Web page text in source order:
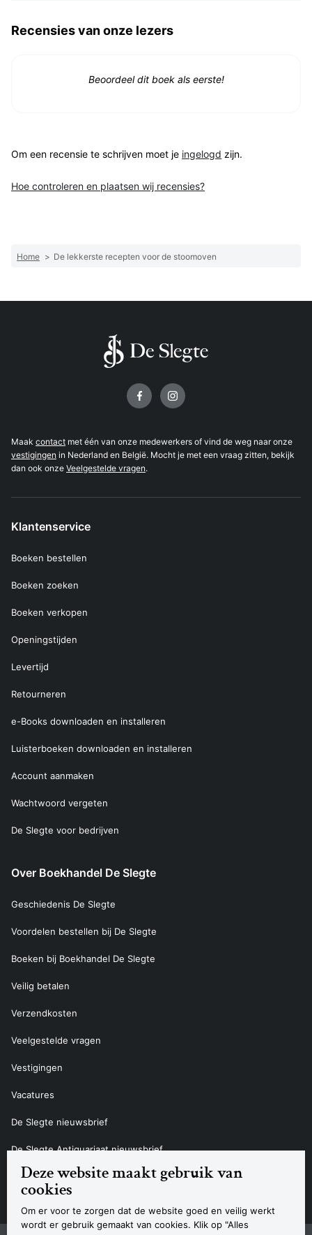
Deze website maakt gebruik van
cookies
Om er voor te zorgen dat de website goed en veilig werkt
wordt er gebruik gemaakt van cookies. Klik op "Alles
Recensies van onze lezers
Beoordeel dit boek als eerste!
Om een recensie te schrijven moet je ingelogd zijn.
Hoe controleren en plaatsen wij recensies?
Home > De lekkerste recepten voor de stoomoven
Maak contact met één van onze medewerkers of vind de weg naar onze
vestigingen in Nederland en België. Mocht je met een vraag zitten, bekijk
dan ook onze Veelgestelde vragen.
Klantenservice
Boeken bestellen
Boeken zoeken
Boeken verkopen
Openingstijden
Levertijd
Retourneren
e-Books downloaden en installeren
Luisterboeken downloaden en installeren
Account aanmaken
Wachtwoord vergeten
De Slegte voor bedrijven
Over Boekhandel De Slegte
Geschiedenis De Slegte
Voordelen bestellen bij De Slegte
Boeken bij Boekhandel De Slegte
Veilig betalen
Verzendkosten
Veelgestelde vragen
Vestigingen
Vacatures
De Slegte nieuwsbrief
De Slegte Antiquariaat nieuwsbrief
Contact